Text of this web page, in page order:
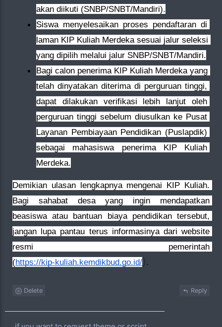
akan diikuti (SNBP/SNBT/Mandiri).
Siswa menyelesaikan proses pendaftaran di
laman KIP Kuliah Merdeka sesuai jalur seleksi
yang dipilih melalui jalur SNBP/SNBT/Mandiri.
Bagi calon penerima KIP Kuliah Merdeka yang
telah dinyatakan diterima di perguruan tinggi,
dapat dilakukan verifikasi lebih lanjut oleh
perguruan tinggi sebelum diusulkan ke Pusat
Layanan Pembiayaan Pendidikan (Puslapdik)
sebagai mahasiswa penerima KIP Kuliah
Merdeka.
Demikian ulasan lengkapnya mengenai KIP Kuliah.
Bagi sahabat desa yang ingin mendapatkan
beasiswa atau bantuan biaya pendidikan tersebut,
jangan lupa pantau terus informasinya dari website
resmi pemerintah
(https://kip-kuliah.kemdikbud.go.id/).
Delete Reply